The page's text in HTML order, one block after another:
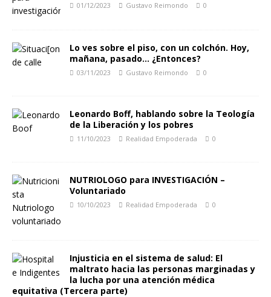
01/12/2023 Gustavo Reimondo 0
Lo ves sobre el piso, con un colchón. Hoy,
mañana, pasado… ¿Entonces?
03/11/2023 Gustavo Reimondo 0
Leonardo Boff, hablando sobre la Teología
de la Liberación y los pobres
11/10/2023 Realidad Empoderada 0
NUTRIOLOGO para INVESTIGACIÓN –
Voluntariado
10/10/2023 Realidad Empoderada 0
Injusticia en el sistema de salud: El
maltrato hacia las personas marginadas y
la lucha por una atención médica
equitativa (Tercera parte)